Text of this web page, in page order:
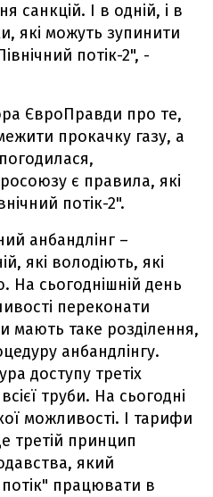
санкцій. І в одній, і в
які можуть зупинити
потік-2", -
ЄвроПравди про те,
прокачку газу, а
є правила, які
потік-2".
анбандлінг –
які володіють, які
На сьогоднішній день
переконати
мають таке розділення,
анбандлінгу.
доступу третіх
труби. На сьогодні
можливості. І тарифи
третій принцип
який
потік" працювати в